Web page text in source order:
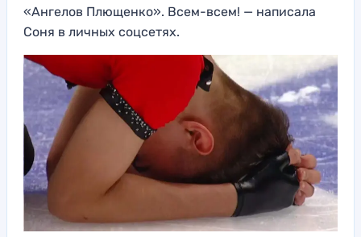
«Ангелов Плющенко». Всем-всем! — написала
Соня в личных соцсетях.